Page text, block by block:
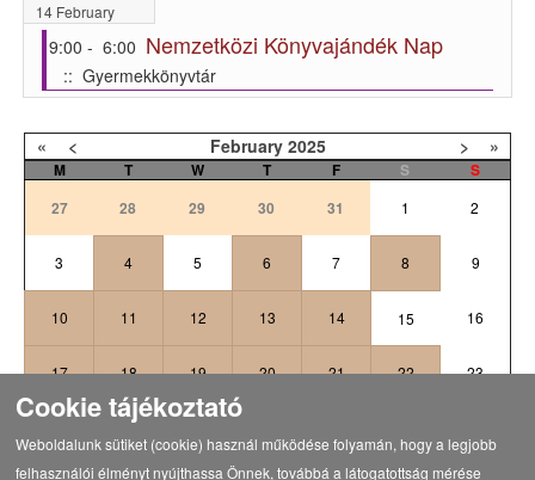
14 February
9:00 - 6:00 Nemzetközi Könyvajándék Nap
:: Gyermekkönyvtár
« < February 2025 > »
M T W T F S
S
27
28 29 30 31 1 2
3 4 5 6 7 8 9
10 11 12 13 14 15 16
17 18 19 20 21 22 23
25
Cookie tájékoztató
Weboldalunk sütiket (cookie) használ működése folyamán, hogy a legjobb
felhasználói élményt nyújthassa Önnek, továbbá a látogatottság mérése